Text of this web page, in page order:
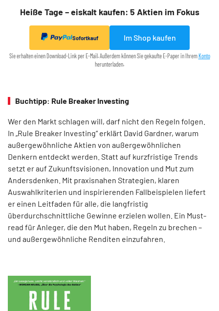
Heiße Tage – eiskalt kaufen: 5 Aktien im Fokus
Sofortkauf Im Shop kaufen
Sie erhalten einen Download-Link per E-Mail. Außerdem können Sie gekaufte E-Paper in Ihrem Konto
herunterladen.
Buchtipp: Rule Breaker Investing
Wer den Markt schlagen will, darf nicht den Regeln folgen.
In „Rule Breaker Investing“ erklärt David Gardner, warum
außergewöhnliche Aktien von außer­gewöhnlichen
Denkern entdeckt werden. Statt auf kurzfristige Trends
setzt er auf Zukunftsvisionen, Innovation und Mut zum
Andersdenken. Mit praxisnahen Strategien, klaren
Auswahlkriterien und inspirierenden Fallbeispielen liefert
er einen Leit­faden für alle, die langfristig
überdurchschnittliche Gewinne erzielen wollen. Ein Must-
read für Anleger, die den Mut haben, Regeln zu brechen –
und außergewöhnliche Renditen einzufahren.